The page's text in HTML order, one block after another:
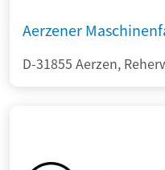
Aerzener
D-31855 Aerzen,